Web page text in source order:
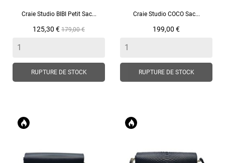
Craie Studio BIBI Petit Sac...
Prix
125,30 €Prix
179,00 €
RUPTURE DE STOCK
Craie Studio COCO Sac...
Prix
199,00 €
RUPTURE DE STOCK